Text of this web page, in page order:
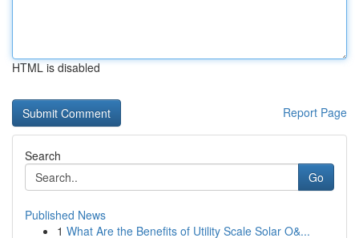
HTML is disabled
Report Page
Search
Go
Published News
1 What Are the Benefits of Utility Scale Solar O&...